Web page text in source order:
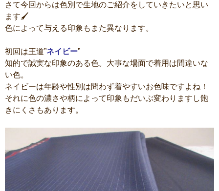
さて今回からは色別で生地のご紹介をしていきたいと思い
ます🖌
色によって与える印象もまた異なります。
初回は王道”ネイビー”
知的で誠実な印象のある色。大事な場面で着用は間違いな
い色。
ネイビーは年齢や性別は問わず着やすいお色味ですよね！
それに色の濃さや柄によって印象もだいぶ変わりますし飽
きにくさもあります。